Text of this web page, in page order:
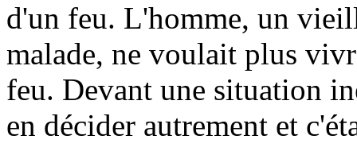
d'un feu. L'homme, un
malade, ne voulait plus
feu. Devant une situation
en décider autrement et